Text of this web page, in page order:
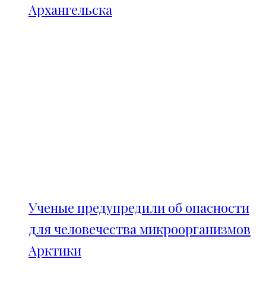
Архангельска
Ученые предупредили об опасности
для человечества микроорганизмов
Арктики